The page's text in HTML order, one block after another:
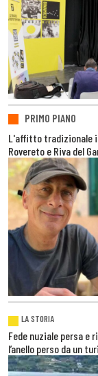
PRIMO PIANO
L'affitto tradizionale
Rovereto e Riva del
LA STORIA
Fede nuziale persa e
l’anello perso da un